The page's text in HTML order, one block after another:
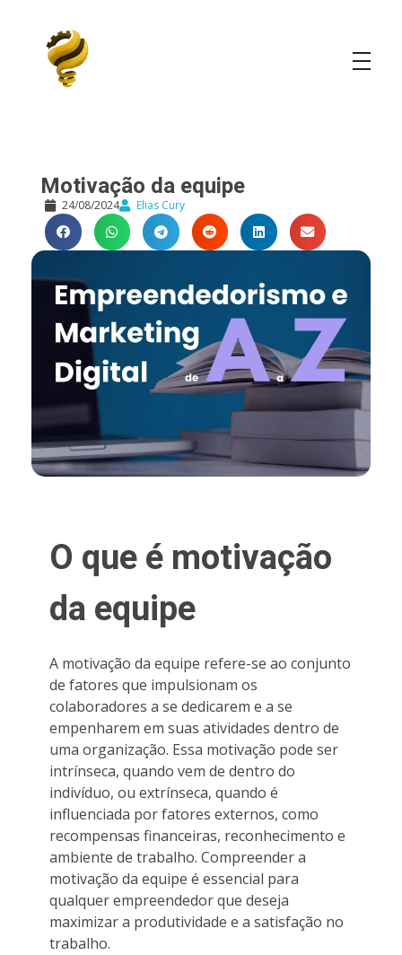
Motivação da equipe
24/08/2024 Elias Cury
O que é motivação
da equipe
A motivação da equipe refere-se ao conjunto
de fatores que impulsionam os
colaboradores a se dedicarem e a se
empenharem em suas atividades dentro de
uma organização. Essa motivação pode ser
intrínseca, quando vem de dentro do
indivíduo, ou extrínseca, quando é
influenciada por fatores externos, como
recompensas financeiras, reconhecimento e
ambiente de trabalho. Compreender a
motivação da equipe é essencial para
qualquer empreendedor que deseja
maximizar a produtividade e a satisfação no
trabalho.